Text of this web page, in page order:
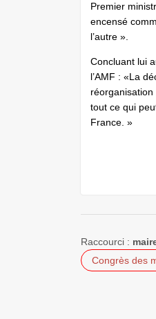
Premier
encensé
l’autre ».
Concluant lui
l’AMF : «La
tout ce qui
France. »
Raccourci :
Congrès des